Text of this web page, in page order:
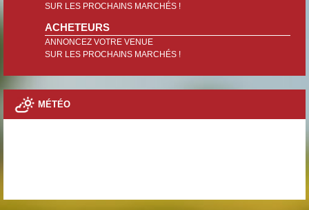
SUR LES PROCHAINS MARCHÉS !
ACHETEURS
ANNONCEZ VOTRE VENUE
SUR LES PROCHAINS MARCHÉS !
MÉTÉO